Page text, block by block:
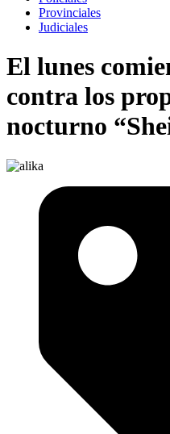
Provinciales
Judiciales
El lunes
contra los
nocturno